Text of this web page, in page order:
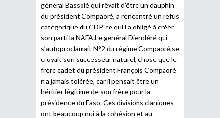
général Bassolé qui rêvait d’être un dauphin
du président Compaoré, a rencontré un refus
catégorique du CDP, ce qui l’a obligé à créer
son parti la NAFA.Le général Diendéré qui
s’autoproclamait N°2 du régime Compaoré,se
croyait son successeur naturel, chose que le
frère cadet du président François Compaoré
n’a jamais tolérée, car il pensait être un
héritier légitime de son frère pour la
présidence du Faso. Ces divisions claniques
ont beaucoup nui à la cohésion et au